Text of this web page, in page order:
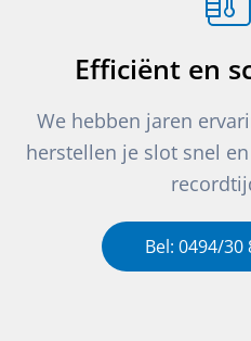
Efficiënt en
We hebben jaren
herstellen je slot snel
Bel: 0494/30